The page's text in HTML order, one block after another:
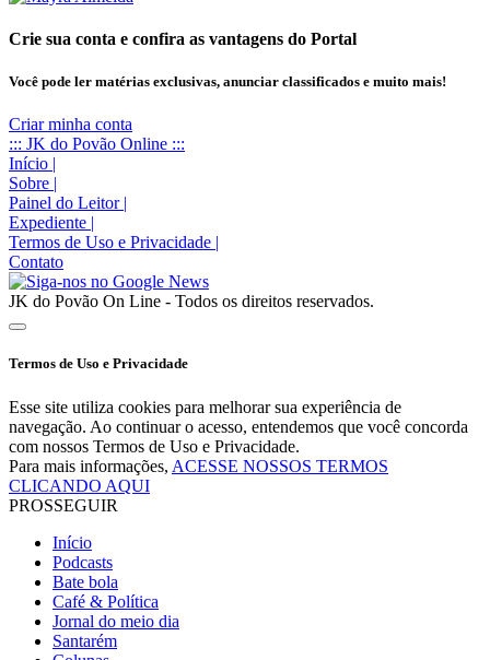
Crie sua conta e confira as vantagens do Portal
Você pode ler matérias exclusivas, anunciar classificados e muito mais!
Criar minha conta
::: JK do Povão Online :::
Início |
Sobre |
Painel do Leitor |
Expediente |
Termos de Uso e Privacidade |
Contato
JK do Povão On Line - Todos os direitos reservados.
Termos de Uso e Privacidade
Esse site utiliza cookies para melhorar sua experiência de
navegação. Ao continuar o acesso, entendemos que você concorda
com nossos Termos de Uso e Privacidade.
Para mais informações, ACESSE NOSSOS TERMOS
CLICANDO AQUI
PROSSEGUIR
Início
Podcasts
Bate bola
Café & Política
Jornal do meio dia
Santarém